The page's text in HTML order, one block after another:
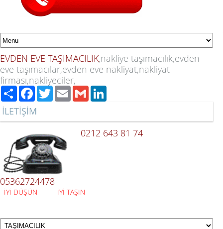
EVDEN EVE TAŞIMACILIK,nakliye taşımacılık,evden
eve taşımacılar,evden eve nakliyat,nakliyat
firması,nakliyeciler,
PaylaşFacebook
TwitterEmailGmail
İLETİŞİM
0212 643 81 74
05362724478
İYİ DÜŞÜN İYİ TAŞIN